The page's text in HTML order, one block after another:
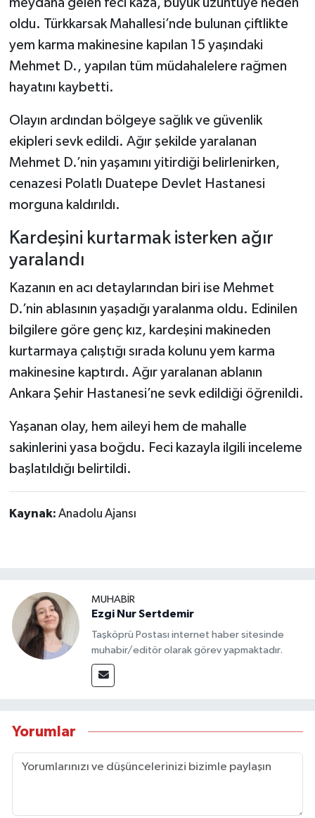
meydana gelen feci kaza, büyük üzüntüye neden
oldu. Türkkarsak Mahallesi’nde bulunan çiftlikte
yem karma makinesine kapılan 15 yaşındaki
Mehmet D., yapılan tüm müdahalelere rağmen
hayatını kaybetti.
Olayın ardından bölgeye sağlık ve güvenlik
ekipleri sevk edildi. Ağır şekilde yaralanan
Mehmet D.’nin yaşamını yitirdiği belirlenirken,
cenazesi Polatlı Duatepe Devlet Hastanesi
morguna kaldırıldı.
Kardeşini kurtarmak isterken ağır
yaralandı
Kazanın en acı detaylarından biri ise Mehmet
D.’nin ablasının yaşadığı yaralanma oldu. Edinilen
bilgilere göre genç kız, kardeşini makineden
kurtarmaya çalıştığı sırada kolunu yem karma
makinesine kaptırdı. Ağır yaralanan ablanın
Ankara Şehir Hastanesi’ne sevk edildiği öğrenildi.
Yaşanan olay, hem aileyi hem de mahalle
sakinlerini yasa boğdu. Feci kazayla ilgili inceleme
başlatıldığı belirtildi.
Kaynak: Anadolu Ajansı
MUHABİR
Ezgi Nur Sertdemir
Taşköprü Postası internet haber sitesinde
muhabir/editör olarak görev yapmaktadır.
Yorumlar
Merkez Haberleri
Pınarbaşı Haberleri
Şenpazar Haberleri
Seydiler Haberleri
Taşköprü Haberleri
Karadeniz Haberleri
Ulusal Haberler
Teknoloji Haberleri
Siyaset Haberleri
Dünya Haberleri
Haber Arşivi